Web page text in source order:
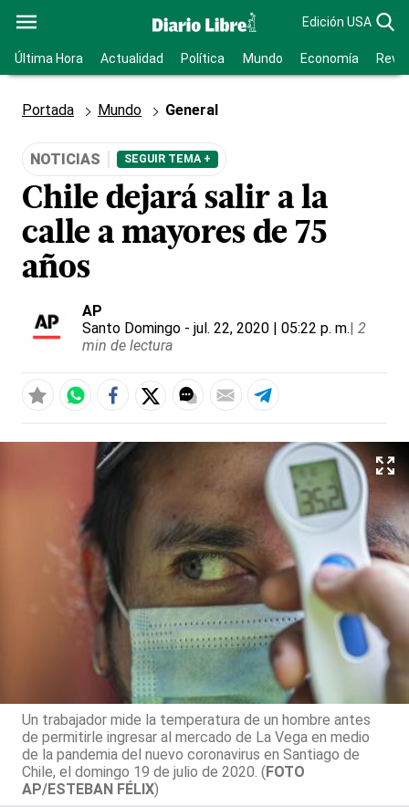
Edición USA
Última Hora Actualidad Política Mundo Economía
Portada Mundo General
NOTICIAS SEGUIR TEMA +
Chile dejará salir a la
calle a mayores de 75
años
AP
Santo Domingo - jul. 22, 2020 | 05:22 p. m.| 2
min de lectura
Un trabajador mide la temperatura de un hombre antes
de permitirle ingresar al mercado de La Vega en medio
de la pandemia del nuevo coronavirus en Santiago de
Chile, el domingo 19 de julio de 2020. (FOTO
AP/ESTEBAN FÉLIX)